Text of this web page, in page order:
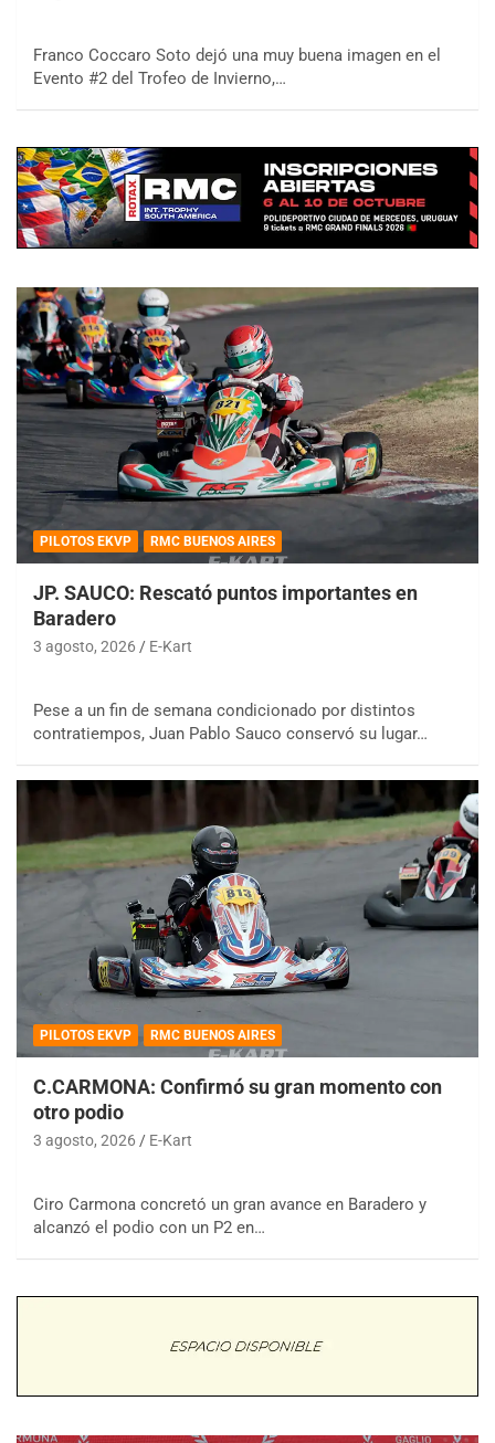
Franco Coccaro Soto dejó una muy buena imagen en el
Evento #2 del Trofeo de Invierno,…
PILOTOS EKVP RMC BUENOS AIRES
JP. SAUCO: Rescató puntos importantes en
Baradero
3 agosto, 2026 E-Kart
Pese a un fin de semana condicionado por distintos
contratiempos, Juan Pablo Sauco conservó su lugar…
PILOTOS EKVP RMC BUENOS AIRES
C.CARMONA: Confirmó su gran momento con
otro podio
3 agosto, 2026 E-Kart
Ciro Carmona concretó un gran avance en Baradero y
alcanzó el podio con un P2 en…